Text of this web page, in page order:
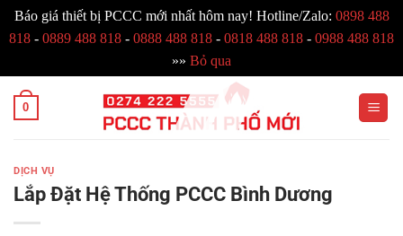
Báo giá thiết bị PCCC mới nhất hôm nay! Hotline/Zalo: 0898 488
818 - 0889 488 818 - 0888 488 818 - 0818 488 818 - 0988 488 818
»» Bỏ qua
0
DỊCH VỤ
Lắp Đặt Hệ Thống PCCC Bình Dương